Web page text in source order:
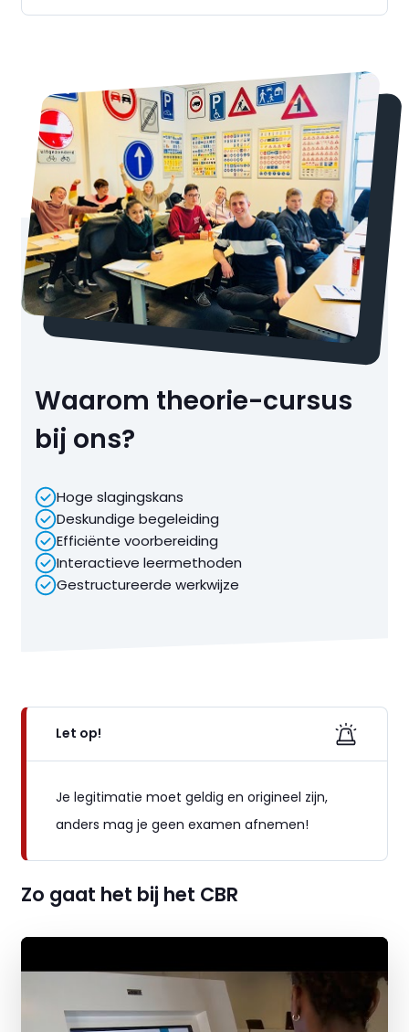
Waarom theorie-cursus
bij ons?
Hoge slagingskans
Deskundige begeleiding
Efficiënte voorbereiding
Interactieve leermethoden
Gestructureerde werkwijze
Let op!
Je legitimatie moet geldig en origineel zijn,
anders mag je geen examen afnemen!
Zo gaat het bij het CBR